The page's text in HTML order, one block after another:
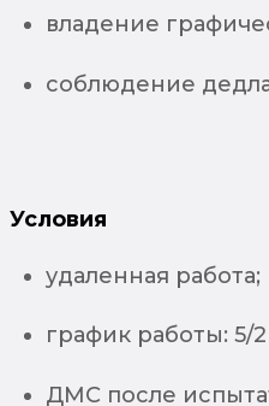
владение
соблюдение
Условия
удаленная работа;
график работы: 5/2
ДМС после